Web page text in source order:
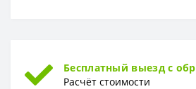
УСТОЙЧИВОСТЬ К ВОЗДЕЙСТВИЮ
Бесплатный выезд с
Расчёт стоимости